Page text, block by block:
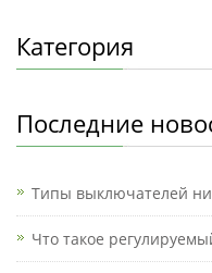
Категория
Последние
Типы выключателей
Что такое